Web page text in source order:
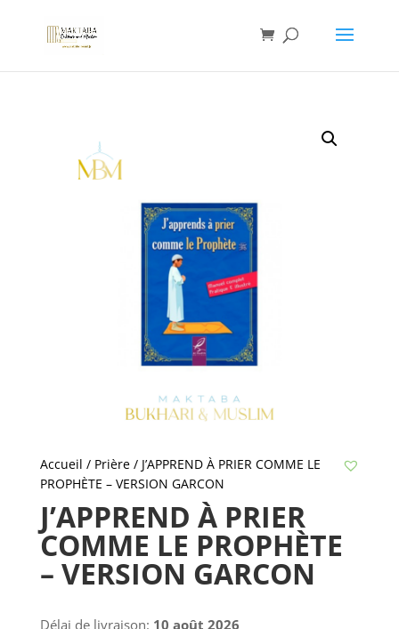
Accueil / Prière/ J’APPREND À PRIER COMME LE
PROPHÈTE – VERSION GARCON
J’APPREND À PRIER
COMME LE PROPHÈTE
– VERSION GARCON
Délai de livraison: 10 août 2026